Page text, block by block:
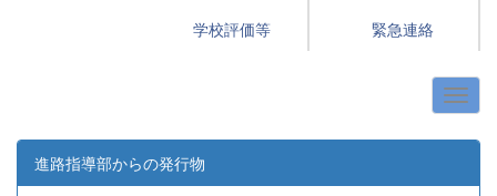
学校評価等
緊急連絡
進路指導部からの発行物